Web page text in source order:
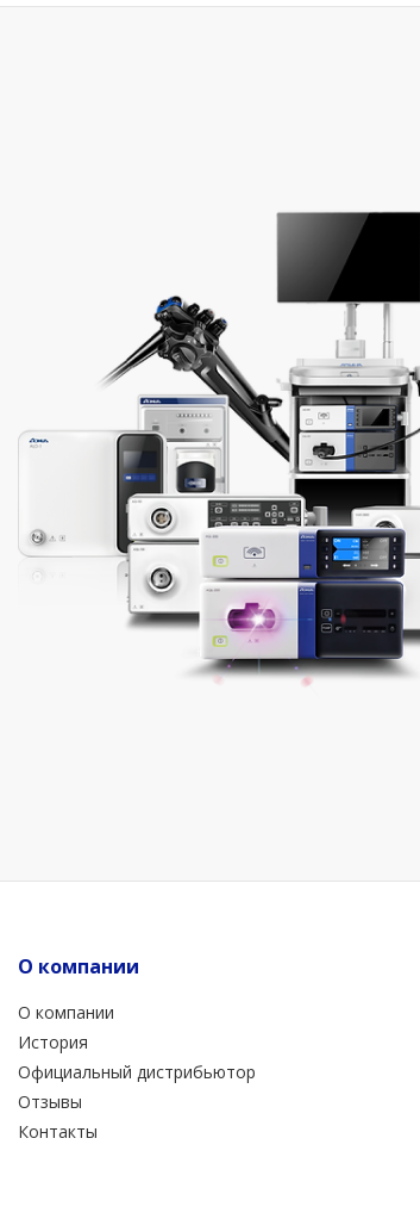
О компании
О компании
История
Официальный дистрибьютор
Отзывы
Контакты